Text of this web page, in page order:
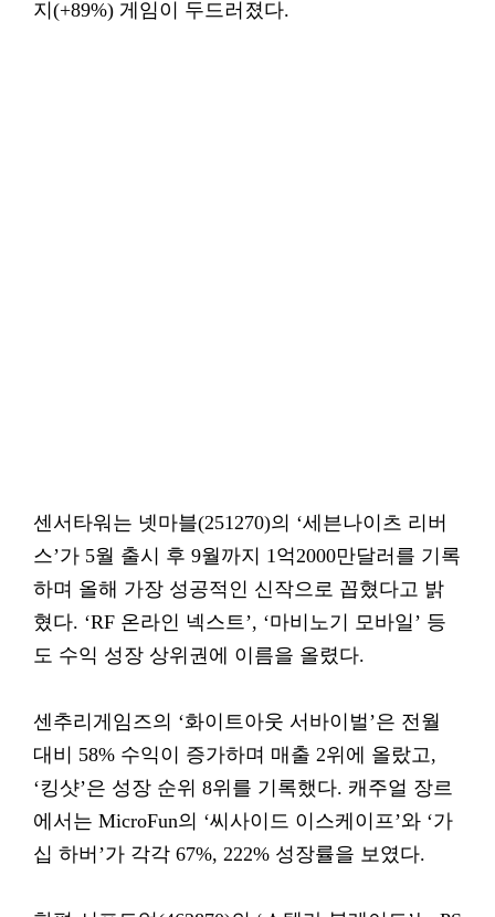
지(+89%) 게임이 두드러졌다.
센서타워는 넷마블(251270)의 ‘세븐나이츠 리버
스’가 5월 출시 후 9월까지 1억2000만달러를 기록
하며 올해 가장 성공적인 신작으로 꼽혔다고 밝
혔다. ‘RF 온라인 넥스트’, ‘마비노기 모바일’ 등
도 수익 성장 상위권에 이름을 올렸다.
센추리게임즈의 ‘화이트아웃 서바이벌’은 전월
대비 58% 수익이 증가하며 매출 2위에 올랐고,
‘킹샷’은 성장 순위 8위를 기록했다. 캐주얼 장르
에서는 MicroFun의 ‘씨사이드 이스케이프’와 ‘가
십 하버’가 각각 67%, 222% 성장률을 보였다.